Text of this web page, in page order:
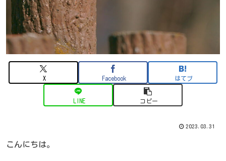
X Facebook はてブ
LINE コピー
2023.03.31
こんにちは。